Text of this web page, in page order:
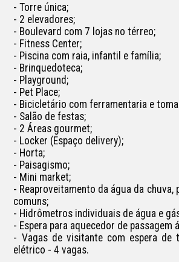
- Torre única;
- 2 elevadores;
- Boulevard com 7 lojas no térreo;
- Fitness Center;
- Piscina com raia, infantil e família;
- Brinquedoteca;
- Playground;
- Pet Place;
- Bicicletário com ferramentaria e
- Salão de festas;
- 2 Áreas gourmet;
- Locker (Espaço delivery);
- Horta;
- Paisagismo;
- Mini market;
- Reaproveitamento da água da chuva,
comuns;
- Hidrômetros individuais de água e
- Espera para aquecedor de passagem
- Vagas de visitante com espera de
elétrico - 4 vagas.